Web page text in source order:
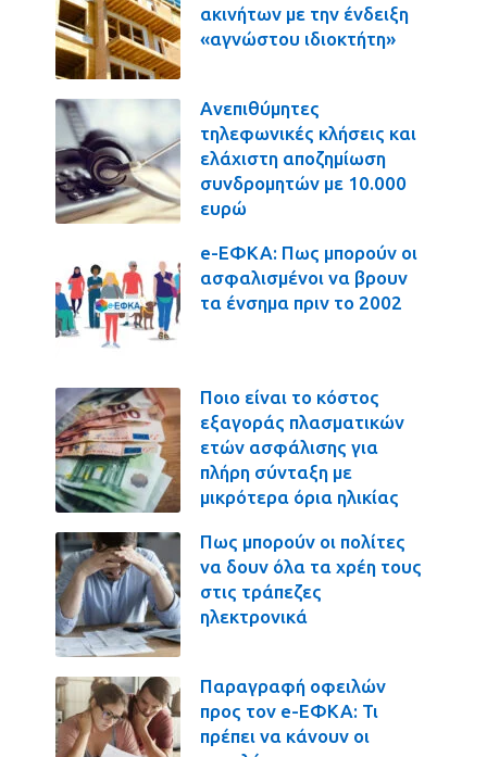
ακινήτων με την ένδειξη
«αγνώστου ιδιοκτήτη»
Ανεπιθύμητες
τηλεφωνικές κλήσεις και
ελάχιστη αποζημίωση
συνδρομητών με 10.000
ευρώ
e-ΕΦΚΑ: Πως μπορούν οι
ασφαλισμένοι να βρουν
τα ένσημα πριν το 2002
Ποιο είναι το κόστος
εξαγοράς πλασματικών
ετών ασφάλισης για
πλήρη σύνταξη με
μικρότερα όρια ηλικίας
Πως μπορούν οι πολίτες
να δουν όλα τα χρέη τους
στις τράπεζες
ηλεκτρονικά
Παραγραφή οφειλών
προς τον e-ΕΦΚΑ: Τι
πρέπει να κάνουν οι